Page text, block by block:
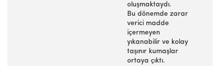
oluşmaktaydı.
Bu dönemde zarar
verici madde
içermeyen
yıkanabilir ve kolay
taşınır kumaşlar
ortaya çıktı.